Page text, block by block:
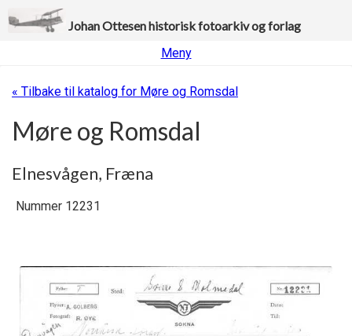
Johan Ottesen historisk fotoarkiv og forlag
Meny
« Tilbake til katalog for Møre og Romsdal
Møre og Romsdal
Elnesvågen, Fræna
Nummer 12231